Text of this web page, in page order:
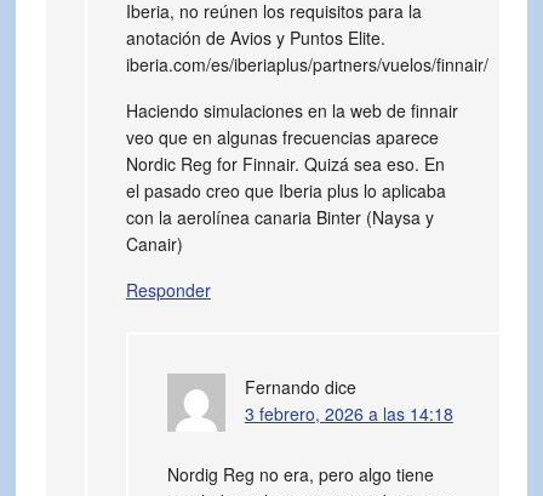
Iberia, no reúnen los requisitos para la
anotación de Avios y Puntos Elite.
iberia.com/es/iberiaplus/partners/vuelos/finnair/
Haciendo simulaciones en la web de finnair
veo que en algunas frecuencias aparece
Nordic Reg for Finnair. Quizá sea eso. En
el pasado creo que Iberia plus lo aplicaba
con la aerolínea canaria Binter (Naysa y
Canair)
Responder
Fernando dice
3 febrero, 2026 a las 14:18
Nordig Reg no era, pero algo tiene